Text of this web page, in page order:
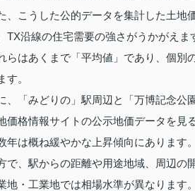
、こうした公的データを集計した土
TX沿線の住宅需要の強さがうかがえま
らはあくまで「平均値」であり、個別
す。
、「みどりの」駅周辺と「万博記念公
価格情報サイトの公示地価データを見
年は概ね緩やかな上昇傾向にあります。
で、駅からの距離や用途地域、周辺の
地・工業地では相場水準が異なります。